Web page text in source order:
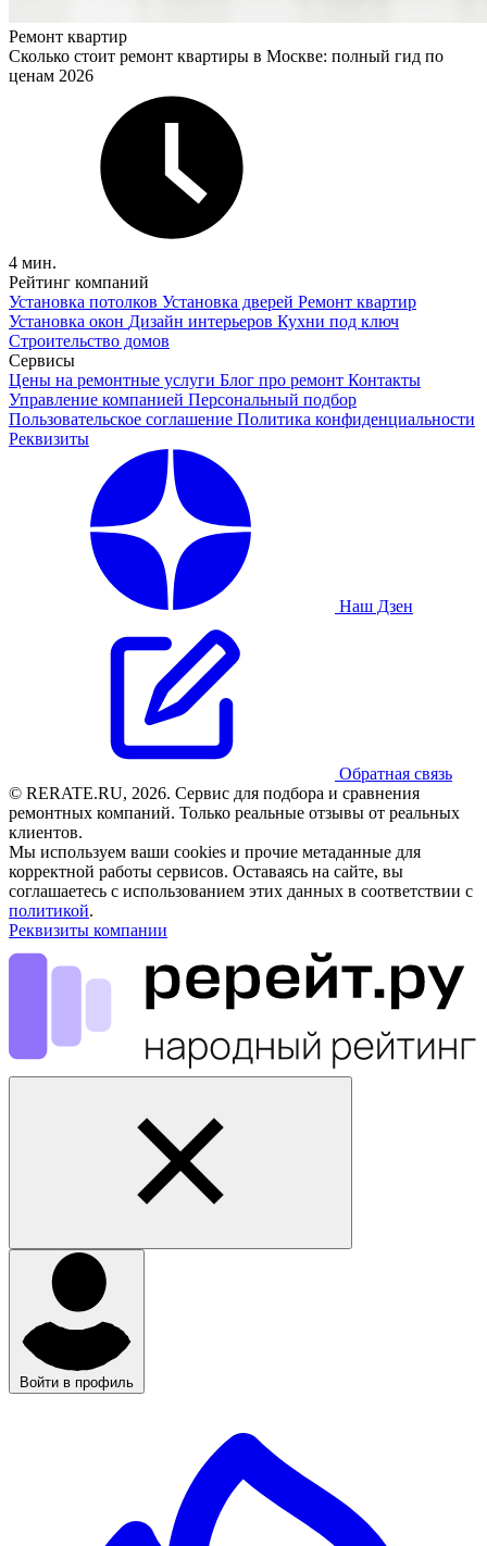
Ремонт квартир
Сколько стоит ремонт квартиры в Москве: полный гид по
ценам 2026
4 мин.
Рейтинг компаний
Установка потолков Установка дверей Ремонт квартир
Установка окон Дизайн интерьеров Кухни под ключ
Строительство домов
Сервисы
Цены на ремонтные услуги Блог про ремонт Контакты
Управление компанией Персональный подбор
Пользовательское соглашение Политика конфиденциальности
Реквизиты
Наш Дзен
Обратная связь
© RERATE.RU, 2026. Сервис для подбора и сравнения
ремонтных компаний. Только реальные отзывы от реальных
клиентов.
Мы используем ваши cookies и прочие метаданные для
корректной работы сервисов. Оставаясь на сайте, вы
соглашаетесь с использованием этих данных в соответствии с
политикой.
Реквизиты компании
Войти в профиль